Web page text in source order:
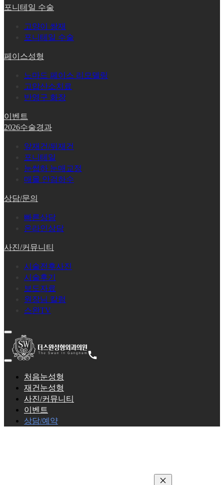
포니테일 수술
고양이 쌍재
포니테일 수술
페이스성형
노마드 페이스 리모델링
고압산소치료
반영구 화장
이벤트
2026수술경과
앞재건/뒤재건
포니테일
눈썹하 눈매교정
매몰 안검하수
상담/문의
빠른상담
온라인상담
사진/커뮤니티
시술전후사진
시술후기
보도자료
원장님 칼럼
스완TV
처음눈성형
재건눈성형
사진/커뮤니티
이벤트
상담/예약